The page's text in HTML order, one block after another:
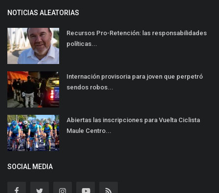
NOTICIAS ALEATORIAS
Recursos Pro-Retención: las responsabilidades
políticas...
Internación provisoria para joven que perpetró
sendos robos...
Abiertas las inscripciones para Vuelta Ciclista
Maule Centro...
SOCIAL MEDIA